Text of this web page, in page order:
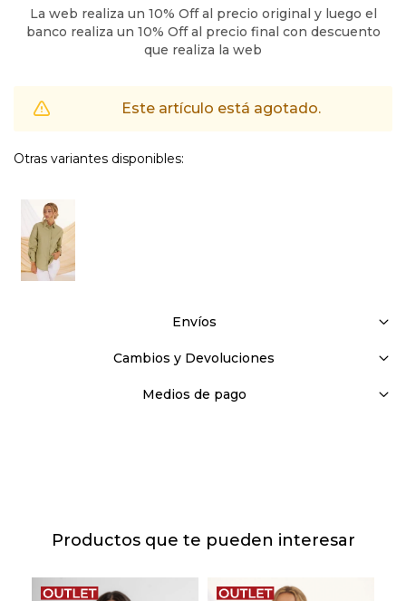
Este artículo está agotado.
Otras variantes disponibles:
Envíos
Cambios y Devoluciones
Medios de pago
Productos que te pueden interesar